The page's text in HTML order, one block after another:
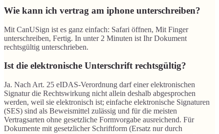
Wie kann ich vertrag am iphone unterschreiben?
Mit CanUSign ist es ganz einfach: Safari öffnen, Mit Finger
unterschreiben, Fertig. In unter 2 Minuten ist Ihr Dokument
rechtsgültig unterschrieben.
Ist die elektronische Unterschrift rechtsgültig?
Ja. Nach Art. 25 eIDAS-Verordnung darf einer elektronischen
Signatur die Rechtswirkung nicht allein deshalb abgesprochen
werden, weil sie elektronisch ist; einfache elektronische Signaturen
(SES) sind als Beweismittel zulässig und für die meisten
Vertragsarten ohne gesetzliche Formvorgabe ausreichend. Für
Dokumente mit gesetzlicher Schriftform (Ersatz nur durch